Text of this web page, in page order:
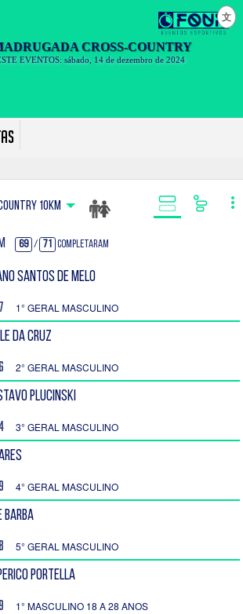
文
10KM
69 / 71 Completaram
SANTOS DE MELO
1° GERAL MASCULINO
DA CRUZ
2° GERAL MASCULINO
PLUCINSKI
3° GERAL MASCULINO
4° GERAL MASCULINO
BARBA
5° GERAL MASCULINO
PORTELLA
1° MASCULINO 18 A 28 ANOS